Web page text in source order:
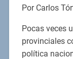
Por Carlos
Pocas veces
provinciales
política